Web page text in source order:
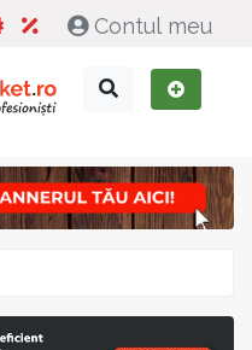
Contul meu